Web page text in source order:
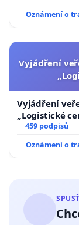
Oznámení o
Vyjádření
Vyjádření
„Logistické
459 podpisů
Oznámení o